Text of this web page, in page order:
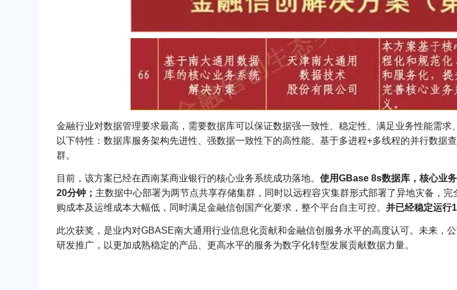
金融行业对数据管理要求最高，需要数据库可以保证数据强一致性、稳定性、满足业务性能需
以下特性：数据库服务架构先进性、强数据一致性下的高性能、基于多进程+多线程的并行数据
群。
目前，该方案已经在西南某商业银行的核心业务系统成功落地。 使用GBase 8s数据库，核心业
20分钟； 主数据中心部署为两节点共享存储集群，同时以远程容灾集群形式部署了异地灾备，
购成本及运维成本大幅低，同时满足金融信创国产化要求，整个平台自主可控。 并已经稳定运行
此次获奖，是业内对GBASE南大通用行业信息化贡献和金融信创服务水平的高度认可。未来，
研发推广，以更加成熟稳定的产品、更高水平的服务为数字化转型发展贡献数据力量。